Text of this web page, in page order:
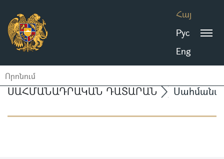
Հայ
Рус
Eng
ՍԱՀՄԱՆԱԴՐԱԿԱՆ ԴԱՏԱՐԱՆ